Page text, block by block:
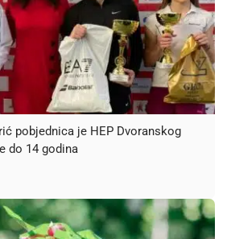
pobjednica je HEP Dvoranskog
do 14 godina